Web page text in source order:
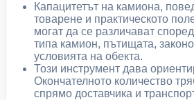
Капацитетът на камиона,
товарене и практическото
могат да се различават
типа камион, пътищата,
условията на обекта.
Този инструмент дава
Окончателното количество
спрямо доставчика и